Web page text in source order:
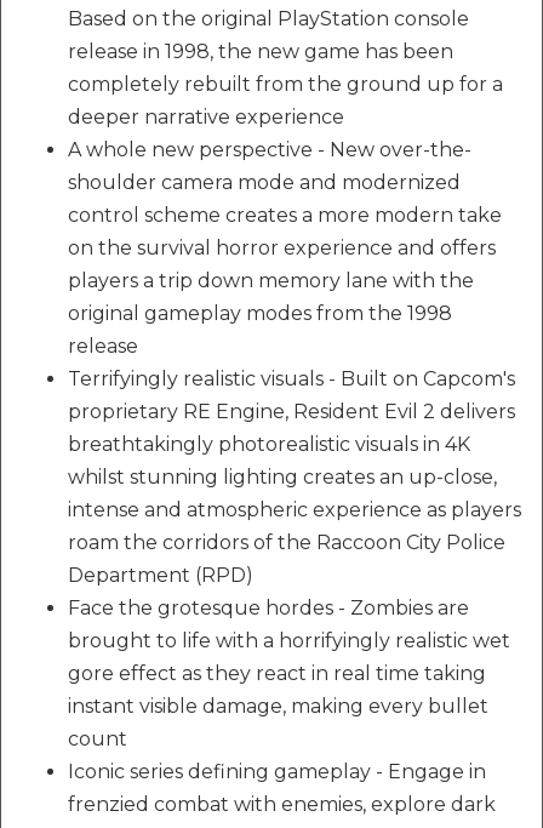
Based on the original PlayStation console
release in 1998, the new game has been
completely rebuilt from the ground up for a
deeper narrative experience
A whole new perspective - New over-the-
shoulder camera mode and modernized
control scheme creates a more modern take
on the survival horror experience and offers
players a trip down memory lane with the
original gameplay modes from the 1998
release
Terrifyingly realistic visuals - Built on Capcom's
proprietary RE Engine, Resident Evil 2 delivers
breathtakingly photorealistic visuals in 4K
whilst stunning lighting creates an up-close,
intense and atmospheric experience as players
roam the corridors of the Raccoon City Police
Department (RPD)
Face the grotesque hordes - Zombies are
brought to life with a horrifyingly realistic wet
gore effect as they react in real time taking
instant visible damage, making every bullet
count
Iconic series defining gameplay - Engage in
frenzied combat with enemies, explore dark